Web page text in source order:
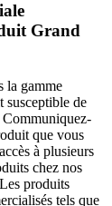
Grand
la gamme
de
Communiquez-
que vous
à plusieurs
chez nos
produits
tels que